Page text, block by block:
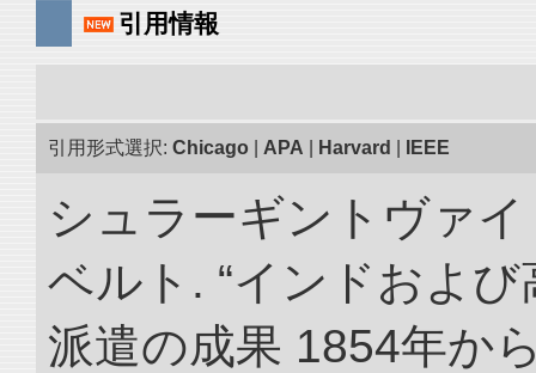
引用情報
引用形式選択: Chicago APA Harvard IEEE
シュラーギントヴァ
ベルト. “インドおよ
派遣の成果 1854年か